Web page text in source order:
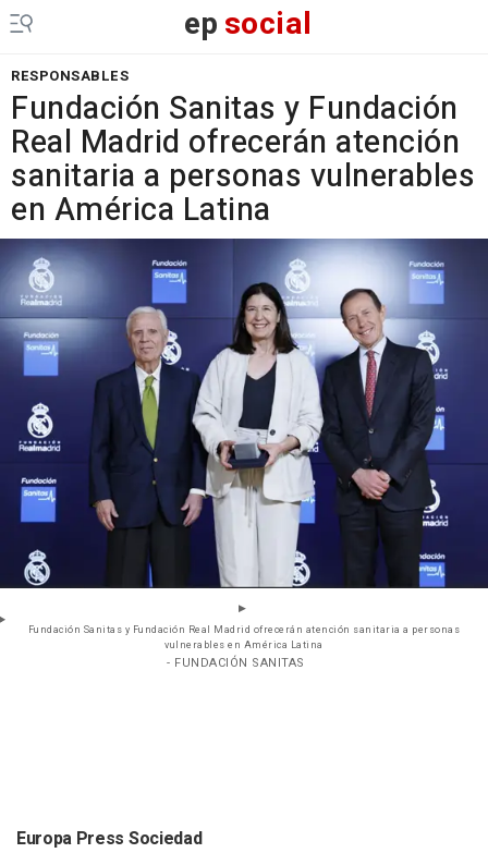
epsocial
RESPONSABLES
Fundación Sanitas y Fundación
Real Madrid ofrecerán atención
sanitaria a personas vulnerables
en América Latina
Fundación Sanitas y Fundación Real Madrid ofrecerán atención sanitaria a personas
vulnerables en América Latina
- FUNDACIÓN SANITAS
Europa Press Sociedad